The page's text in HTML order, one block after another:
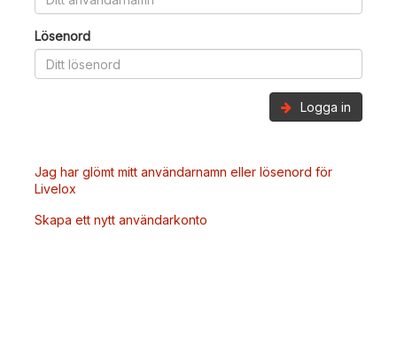
Lösenord
Logga in
Jag har glömt mitt användarnamn eller lösenord för
Livelox
Skapa ett nytt användarkonto